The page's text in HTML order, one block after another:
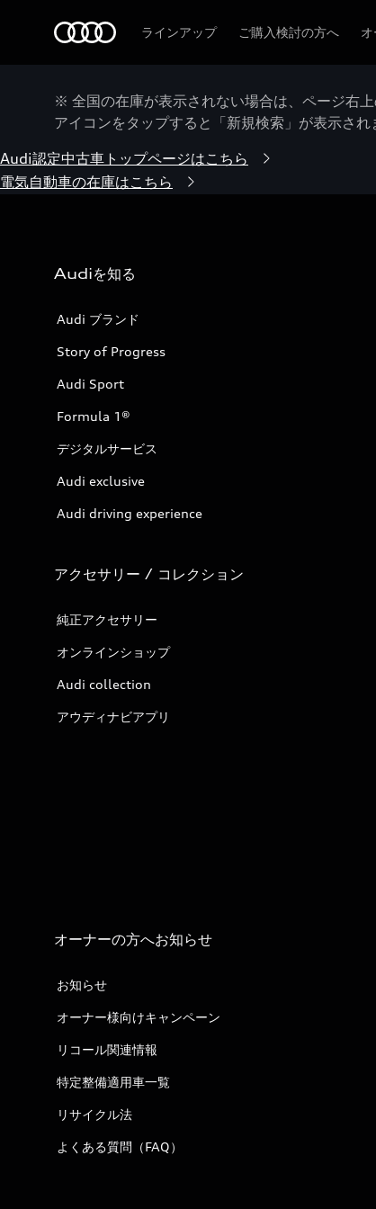
ラインアップ ご購入検討の方へ
※ 全国の在庫が表示されない場合は、ページ右
アイコンをタップすると「新規検索」が表示され
Audi認定中古車トップページはこちら
電気自動車の在庫はこちら
Audiを知る
Audi ブランド
Story of Progress
Audi Sport
Formula 1®
デジタルサービス
Audi exclusive
Audi driving experience
アクセサリー / コレクション
純正アクセサリー
オンラインショップ
Audi collection
アウディナビアプリ
オーナーの方へお知らせ
お知らせ
オーナー様向けキャンペーン
リコール関連情報
特定整備適用車一覧
リサイクル法
よくある質問（FAQ）